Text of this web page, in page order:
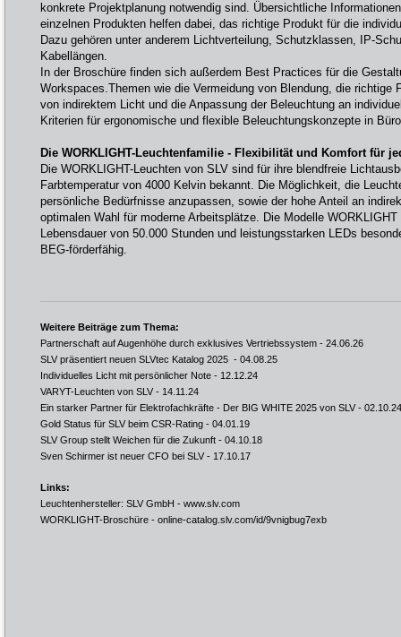
konkrete Projektplanung notwendig sind. Übersichtliche
einzelnen Produkten helfen dabei, das richtige Produkt für die
Dazu gehören unter anderem Lichtverteilung, Schutzklassen, IP-
Kabellängen.
In der Broschüre finden sich außerdem Best Practices für die
Workspaces.Themen wie die Vermeidung von Blendung, die richtige
von indirektem Licht und die Anpassung der Beleuchtung an
Kriterien für ergonomische und flexible Beleuchtungskonzepte in
Die WORKLIGHT-Leuchtenfamilie - Flexibilität und Komfort für
Die WORKLIGHT-Leuchten von SLV sind für ihre blendfreie
Farbtemperatur von 4000 Kelvin bekannt. Die Möglichkeit, die
persönliche Bedürfnisse anzupassen, sowie der hohe Anteil an
optimalen Wahl für moderne Arbeitsplätze. Die Modelle
Lebensdauer von 50.000 Stunden und leistungsstarken LEDs
BEG-förderfähig.
Weitere Beiträge zum Thema:
Partnerschaft auf Augenhöhe durch exklusives Vertriebssystem - 24.06.26
SLV präsentiert neuen SLVtec Katalog 2025 - 04.08.25
Individuelles Licht mit persönlicher Note - 12.12.24
VARYT-Leuchten von SLV - 14.11.24
Ein starker Partner für Elektrofachkräfte - Der BIG WHITE 2025 von SLV - 02.10.24
Gold Status für SLV beim CSR-Rating - 04.01.19
SLV Group stellt Weichen für die Zukunft - 04.10.18
Sven Schirmer ist neuer CFO bei SLV - 17.10.17
Links:
Leuchtenhersteller: SLV GmbH - www.slv.com
WORKLIGHT-Broschüre - online-catalog.slv.com/id/9vnigbug7exb